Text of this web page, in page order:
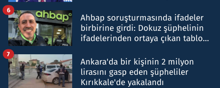
Ahbap soruşturmasında ifadeler
birbirine girdi: Dokuz şüphelinin
ifadelerinden ortaya çıkan tablo
6
Ankara'da bir kişinin 2 milyon
lirasını gasp eden şüpheliler
Kırıkkale'de yakalandı
7